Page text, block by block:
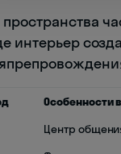
Особенности
Центр